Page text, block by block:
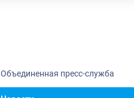
Объединенная пресс-служба